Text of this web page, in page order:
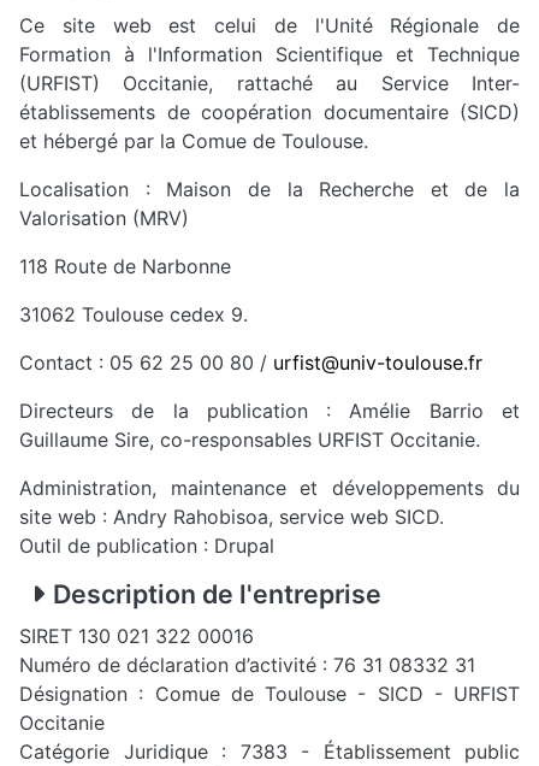
Ce site web est celui de l'Unité Régionale de
Formation à l'Information Scientifique et Technique
(URFIST) Occitanie, rattaché au Service Inter-
établissements de coopération documentaire (SICD)
et hébergé par la Comue de Toulouse.
Localisation : Maison de la Recherche et de la
Valorisation (MRV)
118 Route de Narbonne
31062 Toulouse cedex 9.
Contact : 05 62 25 00 80 / urfist@univ-toulouse.fr
Directeurs de la publication : Amélie Barrio et
Guillaume Sire, co-responsables URFIST Occitanie.
Administration, maintenance et développements du
site web : Andry Rahobisoa, service web SICD.
Outil de publication : Drupal
Description de l'entreprise
SIRET 130 021 322 00016
Numéro de déclaration d’activité : 76 31 08332 31
Désignation : Comue de Toulouse - SICD - URFIST
Occitanie
Catégorie Juridique : 7383 - Établissement public